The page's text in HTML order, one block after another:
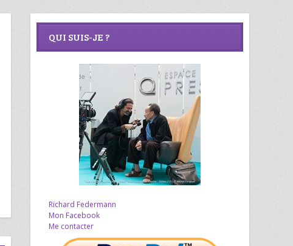
QUI SUIS-JE ?
Richard Federmann
Mon Facebook
Me contacter